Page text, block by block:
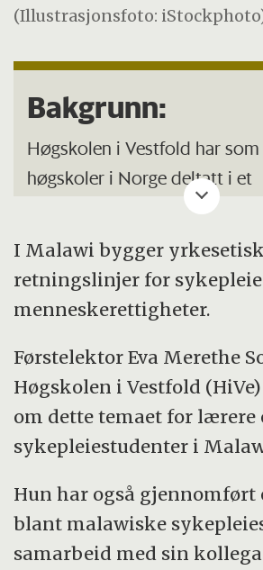
(Illustrasjonsfoto:
Bakgrunn:
Høgskolen i Vestfold har som
høgskoler i Norge deltatt i et
nettverkssamarbeid med 11
Malawi.
Norske sykepleielærere har
utvekslet kunnskap og
malawiske kolleger og
Det har fra malawisk side
styrking og mer kompetanse i
sykepleieetikk.
I Malawi bygger
retningslinjer for
menneskerettigheter.
Førstelektor Eva Merethe
Høgskolen i Vestfold
om dette temaet for lærere
sykepleiestudenter i
Hun har også gjennomført
blant malawiske
samarbeid med sin kollega